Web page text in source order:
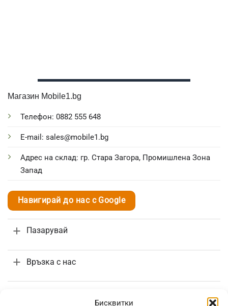
Бисквитки
Магазин Mobile1.bg
Телефон: 0882 555 648
E-mail: sales@mobile1.bg
Адрес на склад: гр. Стара Загора, Промишлена Зона
Запад
Навигирай до нас с Google
Пазарувай
Връзка с нас